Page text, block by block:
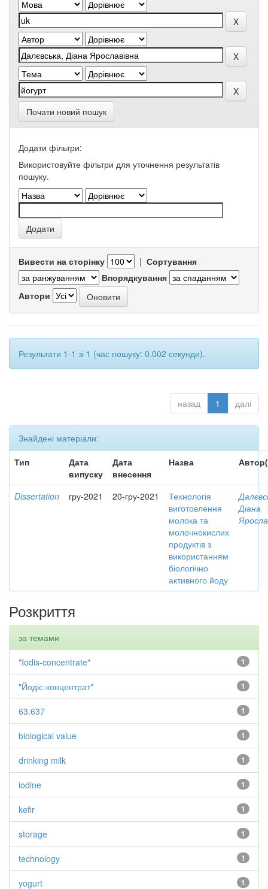
Почати новий пошук
Додати фільтри:
Використовуйте фільтри для уточнення результатів
пошуку.
Вивести на сторінку | Сортування
Впорядкування
Автори
Результати 1-1 зі 1 (час пошуку: 0.002 секунди).
назад 1 далі
Знайдені матеріали:
Тип
Дата
випуску
Дата
внесення
Назва
Dissertation гру-2021 20-гру-2021
Технологія
виготовлення
молока та
молочнокислих
продуктів з
використанням
біологічно
активного йоду
Діана
Розкриття
за темами
1
"Iodis-concentrate"
1
"Йодіс-концентрат"
1
63.637
1
biological value
1
drinking milk
1
iodine
1
kefir
1
storage
1
technology
1
yogurt